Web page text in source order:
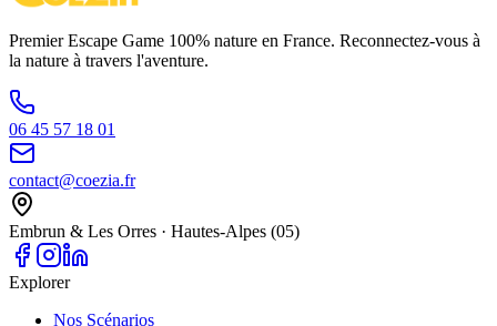
Premier Escape Game 100% nature en France. Reconnectez-vous à
la nature à travers l'aventure.
06 45 57 18 01
contact@coezia.fr
Embrun & Les Orres · Hautes-Alpes (05)
Explorer
Nos Scénarios